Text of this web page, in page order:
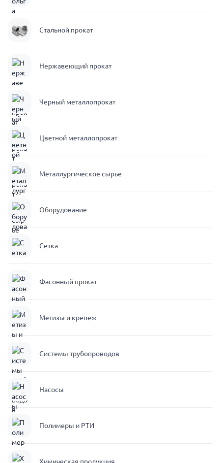
Стальной прокат
Нержавеющий прокат
Черный металлопрокат
Цветной металлопрокат
Металлургическое сырье
Оборудование
Сетка
Фасонный прокат
Метизы и крепеж
Системы трубопроводов
Насосы
Полимеры и РТИ